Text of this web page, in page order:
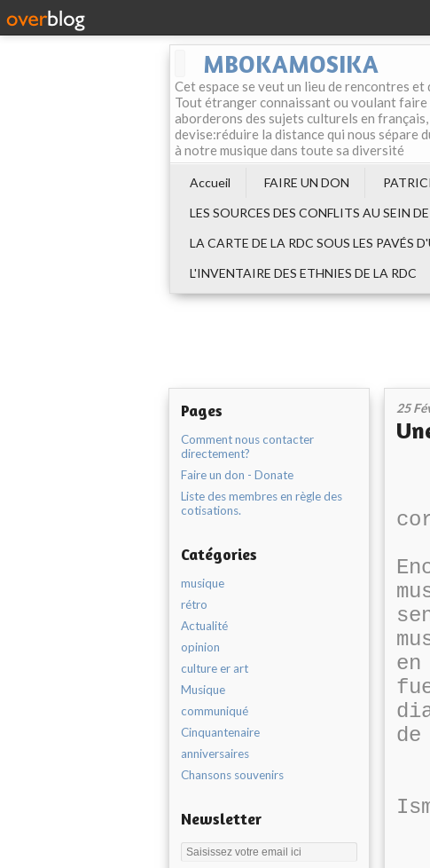
MBOKAMOSIKA
Cet espace se veut un lieu de rencontres
Tout étranger connaissant ou voulant
aborderons des sujets culturels en
devise:réduire la distance qui nous sépare
à notre musique dans toute sa diversité
Accueil FAIRE UN DON
LES SOURCES DES CONFLITS AU SEIN
LA CARTE DE LA RDC SOUS LES PAVÉS
L'INVENTAIRE DES ETHNIES DE LA RDC
Pages
Comment nous contacter
directement?
Faire un don - Donate
Liste des membres en règle des
cotisations.
Catégories
musique
rétro
Actualité
opinion
culture er art
Musique
communiqué
Cinquantenaire
anniversaires
Chansons souvenirs
Newsletter
25
de